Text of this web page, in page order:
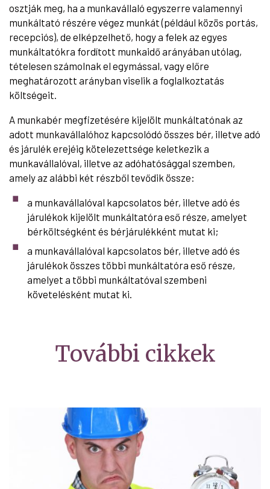
osztják meg, ha a munkavállaló egyszerre valamennyi
munkáltató részére végez munkát (például közös portás,
recepciós), de elképzelhető, hogy a felek az egyes
munkáltatókra fordított munkaidő arányában utólag,
tételesen számolnak el egymással, vagy előre
meghatározott arányban viselik a foglalkoztatás
költségeit.
A munkabér megfizetésére kijelölt munkáltatónak az
adott munkavállalóhoz kapcsolódó összes bér, illetve adó
és járulék erejéig kötelezettsége keletkezik a
munkavállalóval, illetve az adóhatósággal szemben,
amely az alábbi két részből tevődik össze:
a munkavállalóval kapcsolatos bér, illetve adó és
járulékok kijelölt munkáltatóra eső része, amelyet
bérköltségként és bérjárulékként mutat ki;
a munkavállalóval kapcsolatos bér, illetve adó és
járulékok összes többi munkáltatóra eső része,
amelyet a többi munkáltatóval szembeni
követelésként mutat ki.
További cikkek